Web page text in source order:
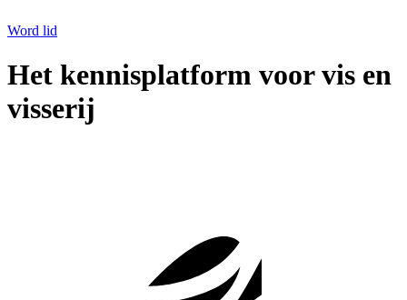
Word lid
Het kennisplatform voor vis en
visserij